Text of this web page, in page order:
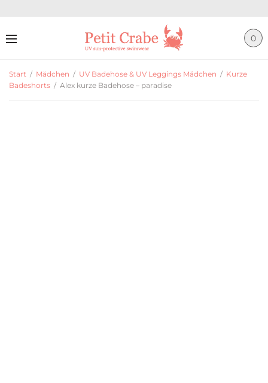
0
Start / Mädchen / UV Badehose & UV Leggings Mädchen / Kurze
Badeshorts / Alex kurze Badehose – paradise